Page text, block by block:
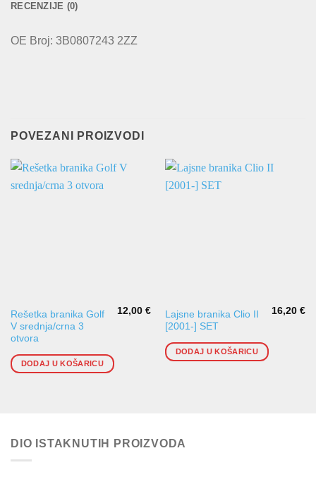
RECENZIJE (0)
OE Broj: 3B0807243 2ZZ
POVEZANI PROIZVODI
Rešetka branika Golf
V srednja/crna 3
otvora
12,00€
DODAJ U KOŠARICU
Lajsne branika Clio II
[2001-] SET
16,20€
DODAJ U KOŠARICU
DIO ISTAKNUTIH PROIZVODA